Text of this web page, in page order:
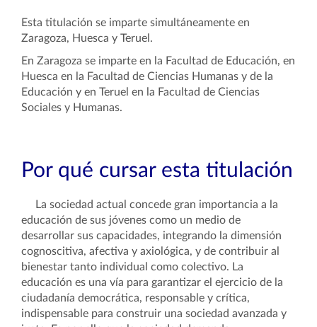
Esta titulación se imparte simultáneamente en
Zaragoza, Huesca y Teruel.
En Zaragoza se imparte en la Facultad de Educación, en
Huesca en la Facultad de Ciencias Humanas y de la
Educación y en Teruel en la Facultad de Ciencias
Sociales y Humanas.
Por qué cursar esta titulación
La sociedad actual concede gran importancia a la
educación de sus jóvenes como un medio de
desarrollar sus capacidades, integrando la dimensión
cognoscitiva, afectiva y axiológica, y de contribuir al
bienestar tanto individual como colectivo. La
educación es una vía para garantizar el ejercicio de la
ciudadanía democrática, responsable y crítica,
indispensable para construir una sociedad avanzada y